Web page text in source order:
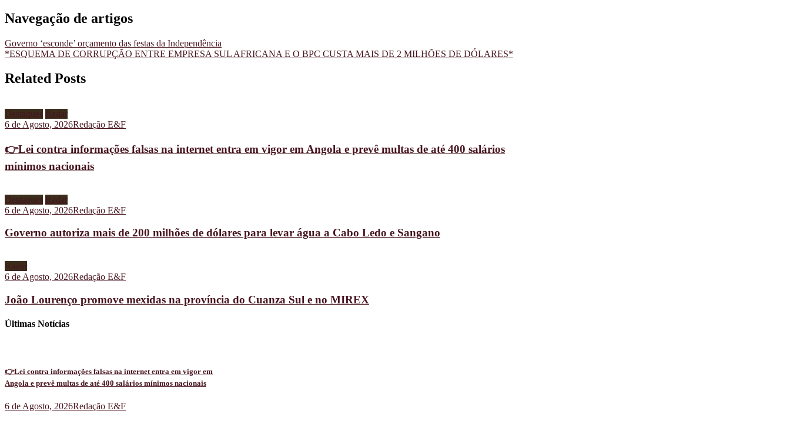
Navegação de artigos
Governo ‘esconde’ orçamento das festas da Independência
*ESQUEMA DE CORRUPÇÃO ENTRE EMPRESA SUL AFRICANA E O BPC CUSTA MAIS DE 2 MILHÕES DE DÓLARES*
Related Posts
Destaques Radar
6 de Agosto, 2026Redação E&F
👉Lei contra informações falsas na internet entra em vigor em Angola e prevê multas de até 400 salários
mínimos nacionais
Destaques Radar
6 de Agosto, 2026Redação E&F
Governo autoriza mais de 200 milhões de dólares para levar água a Cabo Ledo e Sangano
Radar
6 de Agosto, 2026Redação E&F
João Lourenço promove mexidas na província do Cuanza Sul e no MIREX
Últimas Notícias
👉Lei contra informações falsas na internet entra em vigor em
Angola e prevê multas de até 400 salários mínimos nacionais
6 de Agosto, 2026Redação E&F